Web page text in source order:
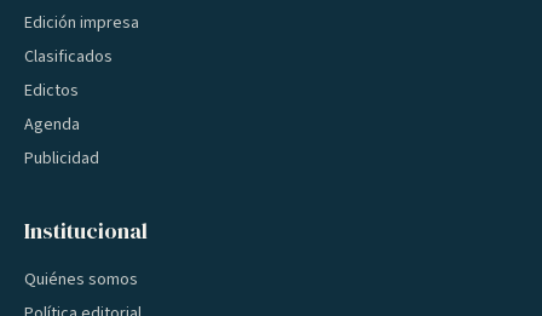
Edición impresa
Clasificados
Edictos
Agenda
Publicidad
Institucional
Quiénes somos